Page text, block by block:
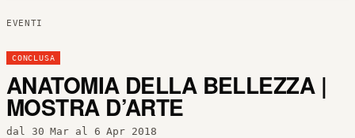
EVENTI
CONCLUSA
ANATOMIA DELLA BELLEZZA |
MOSTRA D’ARTE
dal 30 Mar al 6 Apr 2018